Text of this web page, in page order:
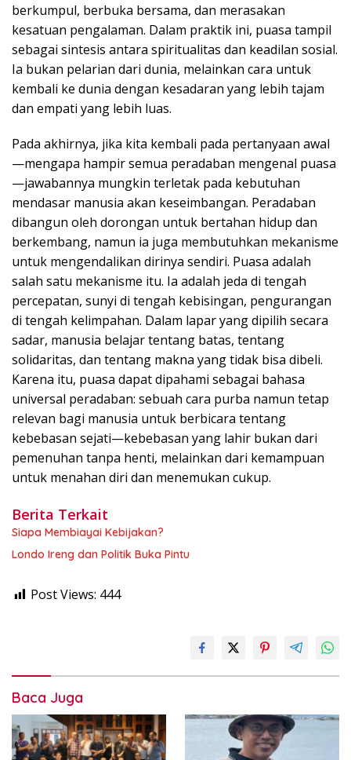
berkumpul, berbuka bersama, dan merasakan
kesatuan pengalaman. Dalam praktik ini, puasa tampil
sebagai sintesis antara spiritualitas dan keadilan sosial.
Ia bukan pelarian dari dunia, melainkan cara untuk
kembali ke dunia dengan kesadaran yang lebih tajam
dan empati yang lebih luas.
Pada akhirnya, jika kita kembali pada pertanyaan awal
—mengapa hampir semua peradaban mengenal puasa
—jawabannya mungkin terletak pada kebutuhan
mendasar manusia akan keseimbangan. Peradaban
dibangun oleh dorongan untuk bertahan hidup dan
berkembang, namun ia juga membutuhkan mekanisme
untuk mengendalikan dirinya sendiri. Puasa adalah
salah satu mekanisme itu. Ia adalah jeda di tengah
percepatan, sunyi di tengah kebisingan, pengurangan
di tengah kelimpahan. Dalam lapar yang dipilih secara
sadar, manusia belajar tentang batas, tentang
solidaritas, dan tentang makna yang tidak bisa dibeli.
Karena itu, puasa dapat dipahami sebagai bahasa
universal peradaban: sebuah cara purba namun tetap
relevan bagi manusia untuk berbicara tentang
kebebasan sejati—kebebasan yang lahir bukan dari
pemenuhan tanpa henti, melainkan dari kemampuan
untuk menahan diri dan menemukan cukup.
Berita Terkait
Siapa Membiayai Kebijakan?
Londo Ireng dan Politik Buka Pintu
Post Views: 444
Baca Juga